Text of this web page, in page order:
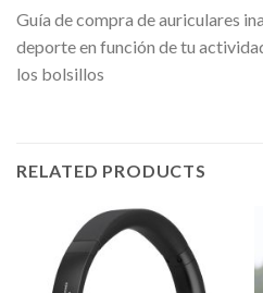
Guía de compra de auriculares
deporte en función de tu
los bolsillos
RELATED PRODUCTS